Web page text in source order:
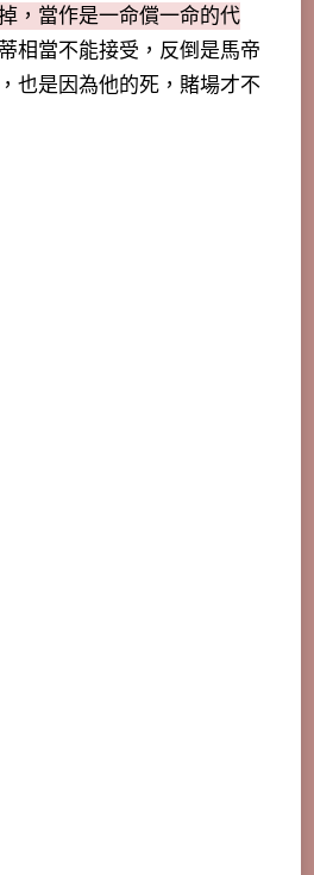
，當作是一命償一命的代
相當不能接受，反倒是馬帝
也是因為他的死，賭場才不